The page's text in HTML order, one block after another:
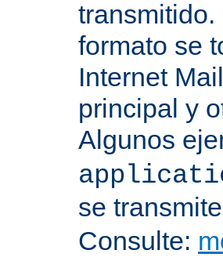
formato se
Internet
principal y
Algunos
se
Consulte: